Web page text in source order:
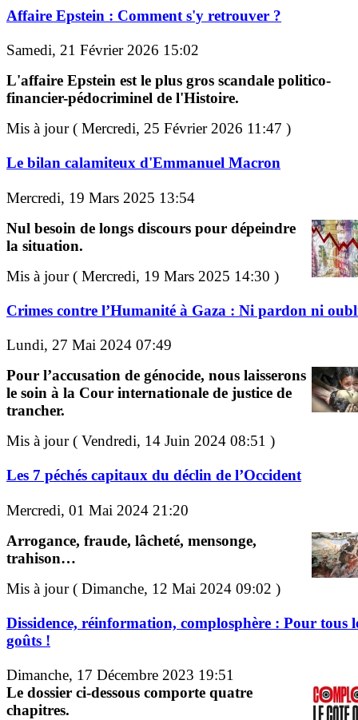
Affaire Epstein : Comment s'y retrouver ?
Samedi, 21 Février 2026 15:02
L'affaire Epstein est le plus gros scandale politico-
financier-pédocriminel de l'Histoire.
Mis à jour ( Mercredi, 25 Février 2026 11:47 )
Le bilan calamiteux d'Emmanuel Macron
Mercredi, 19 Mars 2025 13:54
Nul besoin de longs discours pour dépeindre
la situation.
Mis à jour ( Mercredi, 19 Mars 2025 14:30 )
Crimes contre l’Humanité à Gaza : Ni pardon ni
Lundi, 27 Mai 2024 07:49
Pour l’accusation de génocide, nous laisserons
le soin à la Cour internationale de justice de
trancher.
Mis à jour ( Vendredi, 14 Juin 2024 08:51 )
Les 7 péchés capitaux du déclin de l’Occident
Mercredi, 01 Mai 2024 21:20
Arrogance, fraude, lâcheté, mensonge,
trahison…
Mis à jour ( Dimanche, 12 Mai 2024 09:02 )
Dissidence, réinformation, complosphère : Pour tous
goûts !
Dimanche, 17 Décembre 2023 19:51
Le dossier ci-dessous comporte quatre
chapitres.